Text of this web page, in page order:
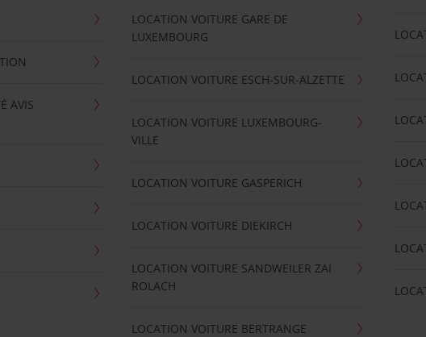
AVIS
LOCATION VOITURE GARE DE
LUXEMBOURG
LOCATION VOITURE ESCH-SUR-ALZETTE
LOCATION VOITURE LUXEMBOURG-
VILLE
LOCATION VOITURE GASPERICH
LOCATION VOITURE DIEKIRCH
LOCATION VOITURE SANDWEILER ZAI
ROLACH
LOCATION VOITURE BERTRANGE